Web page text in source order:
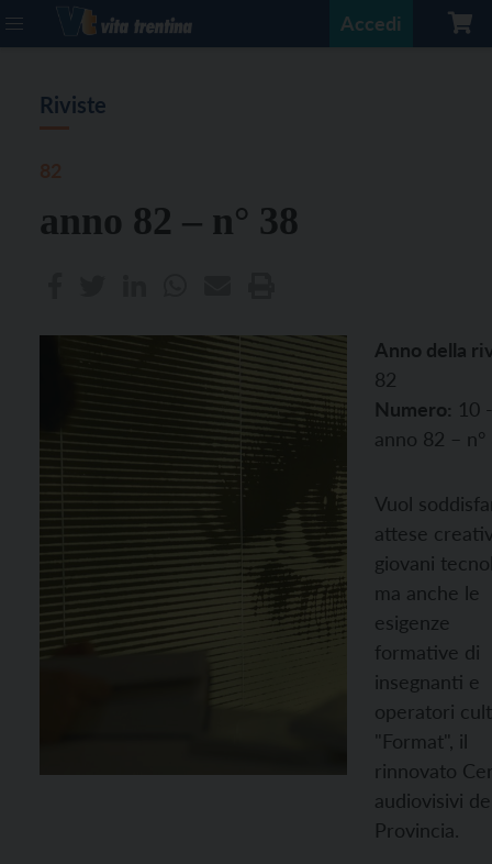
Accedi
Riviste
anno 82 – n° 38
Anno della
82
Numero: 10 -
anno 82 – n°
Vuol
attese
giovani
ma anche le
esigenze
formative di
insegnanti e
operatori
"Format", il
rinnovato
audiovisivi
Provincia.